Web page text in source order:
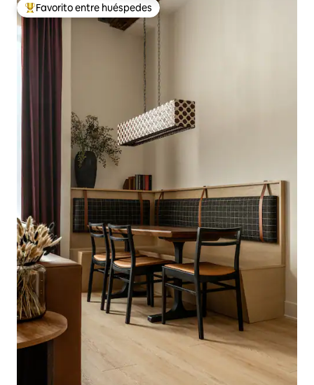
Favorito entre huéspedes preferido
Favorito entre huéspedes